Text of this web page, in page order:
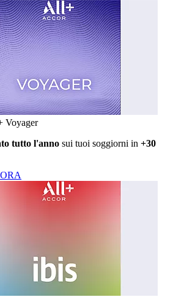
Voyager
tutto l'anno sui tuoi soggiorni in +30